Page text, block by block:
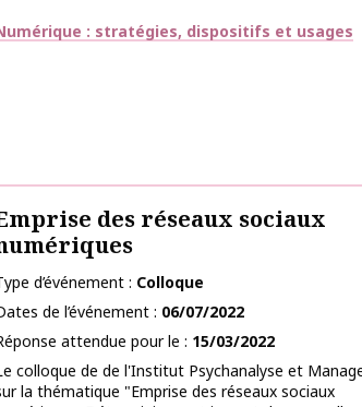
: stratégies, dispositifs et usages
des réseaux sociaux
d’événement
Colloque
de l’événement
06/07/2022
attendue pour le
15/03/2022
colloque de de l'Institut Psychanalyse et
la thématique "Emprise des réseaux sociaux